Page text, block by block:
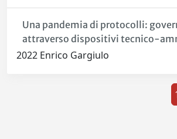
Una pandemia di protocolli:
attraverso dispositivi tecnico-
2022 Enrico Gargiulo